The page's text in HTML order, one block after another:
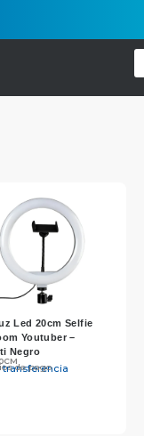
Led 20cm Selfie
Youtuber –
Negro
transferencia
de pago